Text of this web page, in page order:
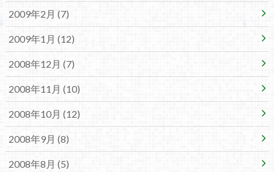
2009年2月 (7)
2009年1月 (12)
2008年12月 (7)
2008年11月 (10)
2008年10月 (12)
2008年9月 (8)
2008年8月 (5)